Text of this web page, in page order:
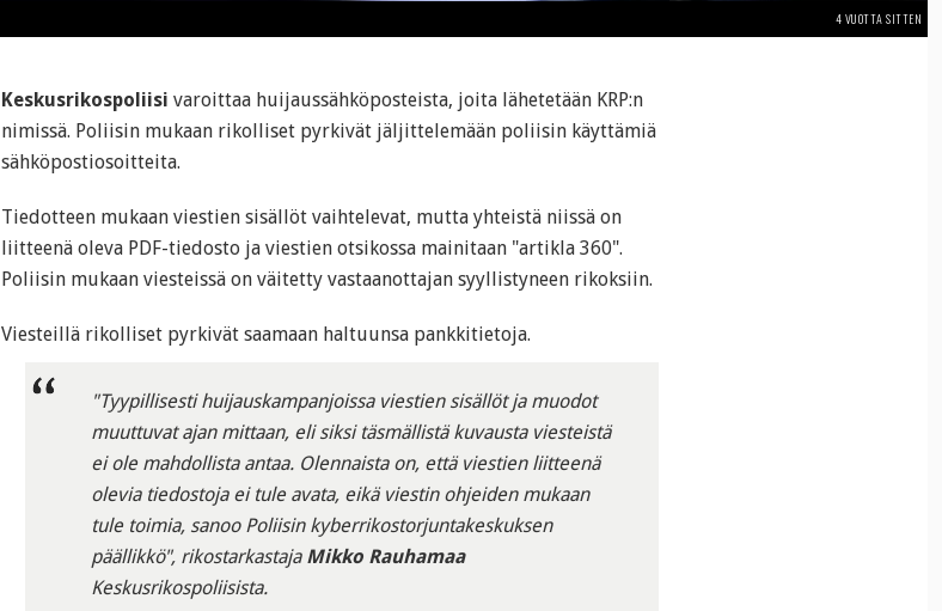
4 VUOTTA SITTEN
Keskusrikospoliisi varoittaa huijaussähköposteista, joita lähetetään KRP:n
nimissä. Poliisin mukaan rikolliset pyrkivät jäljittelemään poliisin käyttämiä
sähköpostiosoitteita.
Tiedotteen mukaan viestien sisällöt vaihtelevat, mutta yhteistä niissä on
liitteenä oleva PDF-tiedosto ja viestien otsikossa mainitaan "artikla 360".
Poliisin mukaan viesteissä on väitetty vastaanottajan syyllistyneen rikoksiin.
Viesteillä rikolliset pyrkivät saamaan haltuunsa pankkitietoja.
"Tyypillisesti huijauskampanjoissa viestien sisällöt ja muodot
muuttuvat ajan mittaan, eli siksi täsmällistä kuvausta viesteistä
ei ole mahdollista antaa. Olennaista on, että viestien liitteenä
olevia tiedostoja ei tule avata, eikä viestin ohjeiden mukaan
tule toimia, sanoo Poliisin kyberrikostorjuntakeskuksen
päällikkö", rikostarkastaja Mikko Rauhamaa
Keskusrikospoliisista.